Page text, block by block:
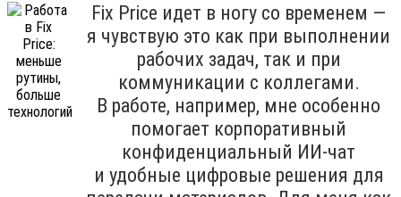
Fix Price идет в ногу со временем —
я чувствую это как при выполнении
рабочих задач, так и при
коммуникации с коллегами.
В работе, например, мне особенно
помогает корпоративный
конфиденциальный ИИ-чат
и удобные цифровые решения для